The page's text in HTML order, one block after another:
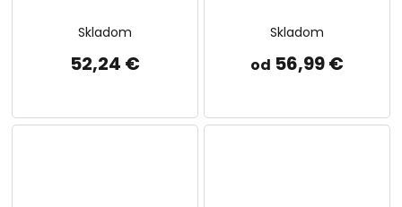
Skladom
52,24 €
Skladom
od 56,99 €